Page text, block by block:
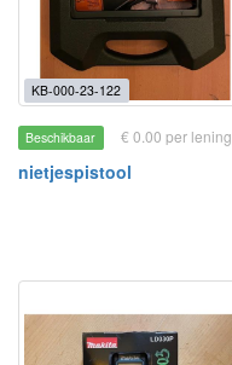
KB-000-23-122
Beschikbaar € 0.00 per lening
nietjespistool